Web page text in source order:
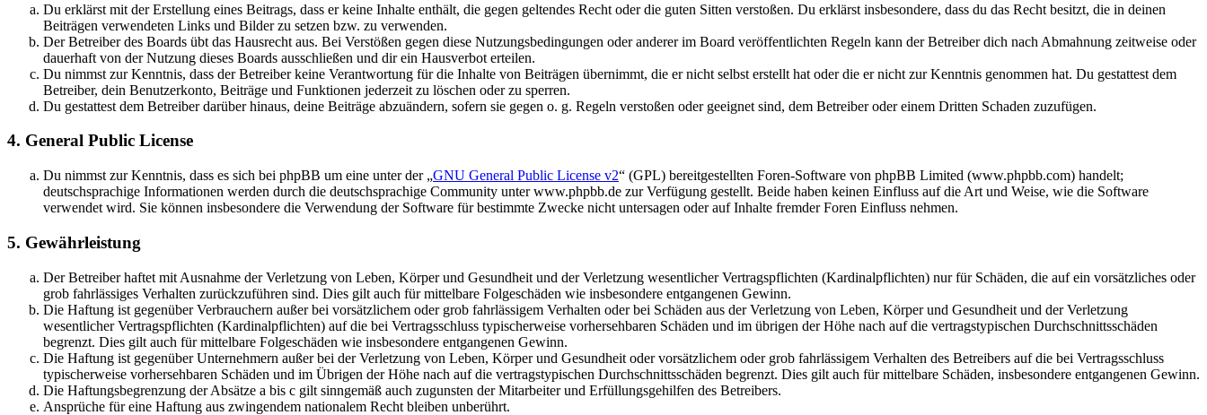
Du erklärst mit der Erstellung eines Beitrags, dass er keine Inhalte enthält, die gegen geltendes Recht oder die guten Sitten verstoßen. Du erklärst insbesondere, dass du das Recht besitzt, die in deinen
Beiträgen verwendeten Links und Bilder zu setzen bzw. zu verwenden.
Der Betreiber des Boards übt das Hausrecht aus. Bei Verstößen gegen diese Nutzungsbedingungen oder anderer im Board veröffentlichten Regeln kann der Betreiber dich nach Abmahnung zeitweise oder
dauerhaft von der Nutzung dieses Boards ausschließen und dir ein Hausverbot erteilen.
Du nimmst zur Kenntnis, dass der Betreiber keine Verantwortung für die Inhalte von Beiträgen übernimmt, die er nicht selbst erstellt hat oder die er nicht zur Kenntnis genommen hat. Du gestattest dem
Betreiber, dein Benutzerkonto, Beiträge und Funktionen jederzeit zu löschen oder zu sperren.
Du gestattest dem Betreiber darüber hinaus, deine Beiträge abzuändern, sofern sie gegen o. g. Regeln verstoßen oder geeignet sind, dem Betreiber oder einem Dritten Schaden zuzufügen.
4. General Public License
Du nimmst zur Kenntnis, dass es sich bei phpBB um eine unter der „GNU General Public License v2“ (GPL) bereitgestellten Foren-Software von phpBB Limited (www.phpbb.com) handelt;
deutschsprachige Informationen werden durch die deutschsprachige Community unter www.phpbb.de zur Verfügung gestellt. Beide haben keinen Einfluss auf die Art und Weise, wie die Software
verwendet wird. Sie können insbesondere die Verwendung der Software für bestimmte Zwecke nicht untersagen oder auf Inhalte fremder Foren Einfluss nehmen.
5. Gewährleistung
Der Betreiber haftet mit Ausnahme der Verletzung von Leben, Körper und Gesundheit und der Verletzung wesentlicher Vertragspflichten (Kardinalpflichten) nur für Schäden, die auf ein vorsätzliches oder
grob fahrlässiges Verhalten zurückzuführen sind. Dies gilt auch für mittelbare Folgeschäden wie insbesondere entgangenen Gewinn.
Die Haftung ist gegenüber Verbrauchern außer bei vorsätzlichem oder grob fahrlässigem Verhalten oder bei Schäden aus der Verletzung von Leben, Körper und Gesundheit und der Verletzung
wesentlicher Vertragspflichten (Kardinalpflichten) auf die bei Vertragsschluss typischerweise vorhersehbaren Schäden und im übrigen der Höhe nach auf die vertragstypischen Durchschnittsschäden
begrenzt. Dies gilt auch für mittelbare Folgeschäden wie insbesondere entgangenen Gewinn.
Die Haftung ist gegenüber Unternehmern außer bei der Verletzung von Leben, Körper und Gesundheit oder vorsätzlichem oder grob fahrlässigem Verhalten des Betreibers auf die bei Vertragsschluss
typischerweise vorhersehbaren Schäden und im Übrigen der Höhe nach auf die vertragstypischen Durchschnittsschäden begrenzt. Dies gilt auch für mittelbare Schäden, insbesondere entgangenen Gewinn.
Die Haftungsbegrenzung der Absätze a bis c gilt sinngemäß auch zugunsten der Mitarbeiter und Erfüllungsgehilfen des Betreibers.
Ansprüche für eine Haftung aus zwingendem nationalem Recht bleiben unberührt.